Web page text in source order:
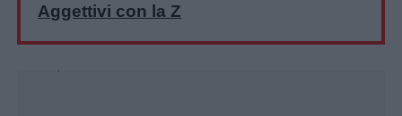
Aggettivi con la Z